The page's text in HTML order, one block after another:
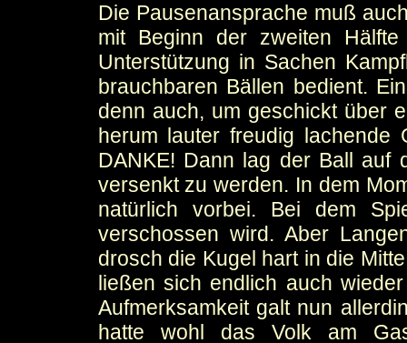
Die Pausenansprache muß
mit Beginn der zweiten
Unterstützung in Sachen
brauchbaren Bällen bedient.
denn auch, um geschickt über
herum lauter freudig lachende
DANKE! Dann lag der Ball auf
versenkt zu werden. In dem
natürlich vorbei. Bei dem
verschossen wird. Aber
drosch die Kugel hart in die
ließen sich endlich auch
Aufmerksamkeit galt nun
hatte wohl das Volk am